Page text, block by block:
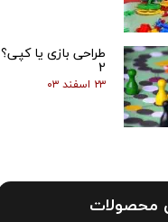
محصولات
طراحی بازی یا کپی؟
2
۲۳ اسفند ۰۳